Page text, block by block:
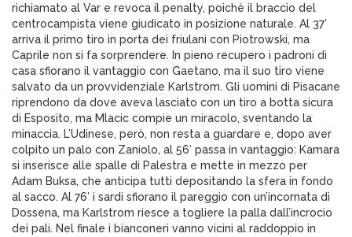
richiamato al Var e revoca il penalty, poichè il braccio del
centrocampista viene giudicato in posizione naturale. Al 37′
arriva il primo tiro in porta dei friulani con Piotrowski, ma
Caprile non si fa sorprendere. In pieno recupero i padroni di
casa sfiorano il vantaggio con Gaetano, ma il suo tiro viene
salvato da un provvidenziale Karlstrom. Gli uomini di Pisacane
riprendono da dove aveva lasciato con un tiro a botta sicura
di Esposito, ma Mlacic compie un miracolo, sventando la
minaccia. L’Udinese, però, non resta a guardare e, dopo aver
colpito un palo con Zaniolo, al 56′ passa in vantaggio: Kamara
si inserisce alle spalle di Palestra e mette in mezzo per
Adam Buksa, che anticipa tutti depositando la sfera in fondo
al sacco. Al 76′ i sardi sfiorano il pareggio con un’incornata di
Dossena, ma Karlstrom riesce a togliere la palla dall’incrocio
dei pali. Nel finale i bianconeri vanno vicini al raddoppio in